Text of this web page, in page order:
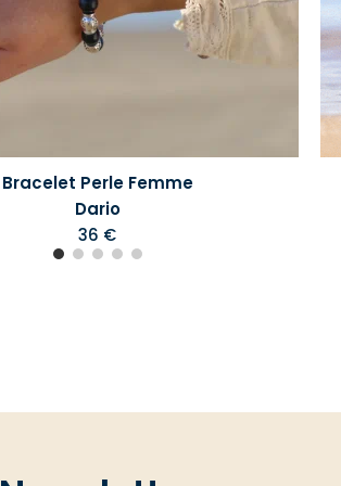
Bracelet Perle Femme
Dario
36 €